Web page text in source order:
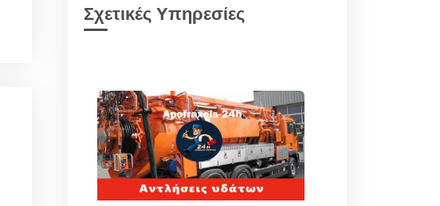
Σχετικές Υπηρεσίες